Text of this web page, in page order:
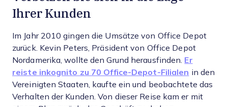
Ihrer Kunden
Im Jahr 2010 gingen die Umsätze von Office Depot
zurück. Kevin Peters, Präsident von Office Depot
Nordamerika, wollte den Grund herausfinden. Er
reiste inkognito zu 70 Office-Depot-Filialen in den
Vereinigten Staaten, kaufte ein und beobachtete das
Verhalten der Kunden. Von dieser Reise kam er mit